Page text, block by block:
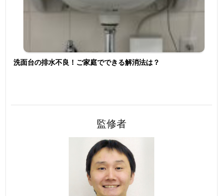
洗面台の排水不良！ご家庭でできる解消法は？
監修者